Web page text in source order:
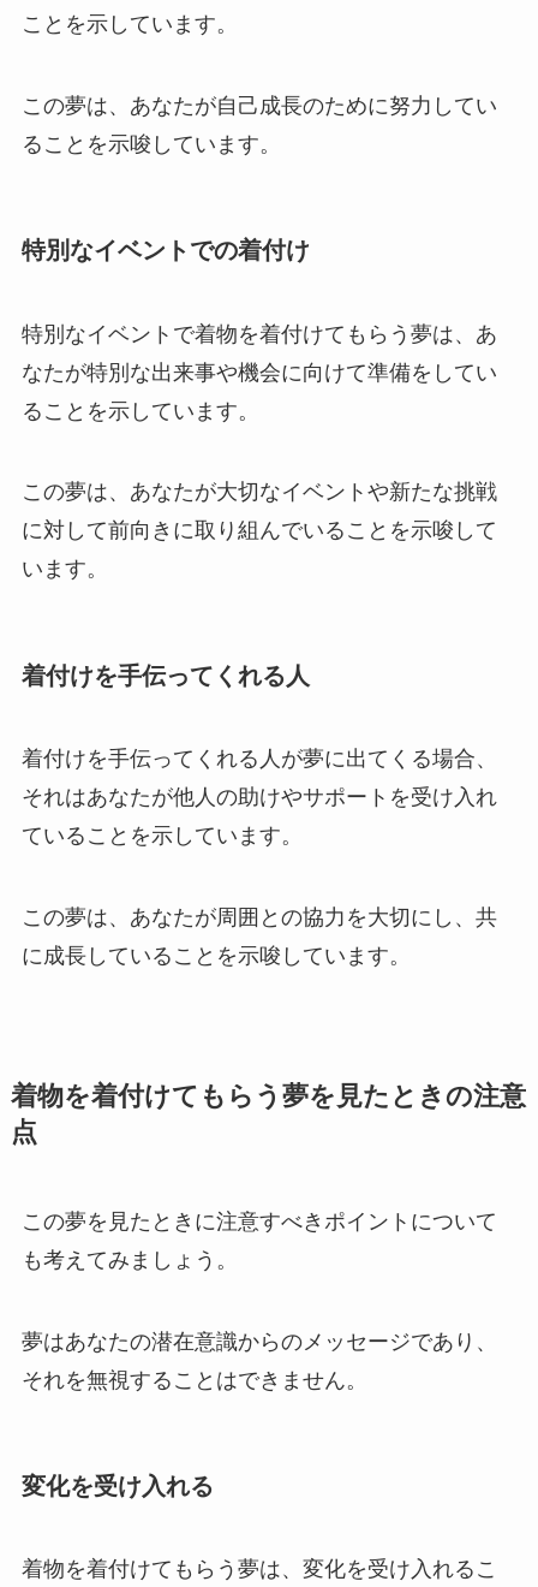
ことを示しています。
この夢は、あなたが自己成長のために努力してい
ることを示唆しています。
特別なイベントでの着付け
特別なイベントで着物を着付けてもらう夢は、あ
なたが特別な出来事や機会に向けて準備をしてい
ることを示しています。
この夢は、あなたが大切なイベントや新たな挑戦
に対して前向きに取り組んでいることを示唆して
います。
着付けを手伝ってくれる人
着付けを手伝ってくれる人が夢に出てくる場合、
それはあなたが他人の助けやサポートを受け入れ
ていることを示しています。
この夢は、あなたが周囲との協力を大切にし、共
に成長していることを示唆しています。
着物を着付けてもらう夢を見たときの注意
点
この夢を見たときに注意すべきポイントについて
も考えてみましょう。
夢はあなたの潜在意識からのメッセージであり、
それを無視することはできません。
変化を受け入れる
着物を着付けてもらう夢は、変化を受け入れるこ